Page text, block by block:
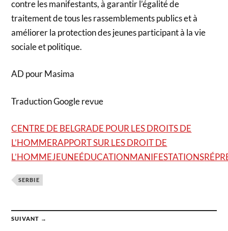
contre les manifestants, à garantir l’égalité de
traitement de tous les rassemblements publics et à
améliorer la protection des jeunes participant à la vie
sociale et politique.
AD pour Masima
Traduction Google revue
CENTRE DE BELGRADE POUR LES DROITS DE
L’HOMMERAPPORT SUR LES DROIT DE
L’HOMMEJEUNEÉDUCATIONMANIFESTATIONS
SERBIE
SUIVANT →